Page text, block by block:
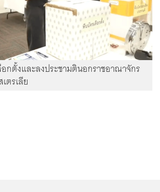
อกตั้งและลงประชามตินอกราชอาณาจักร
ตรเลีย